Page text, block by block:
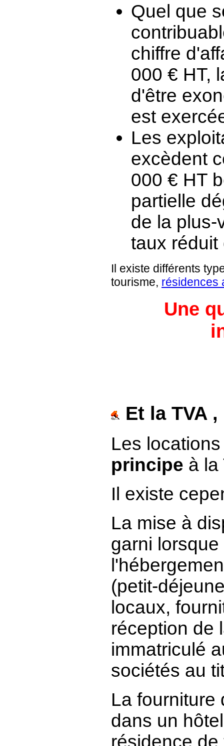
Quel que
chiffre
000 € HT,
d'être
est
Les
excèdent
000 € HT
partielle
de la plus-
taux réduit
Il existe différents
tourisme, résidences
Une
Et la TVA
Les
principe à la
Il existe
La mise à
garni
(petit-
locaux,
réception de
immatriculé
sociétés au
La fourniture
dans un
résidence